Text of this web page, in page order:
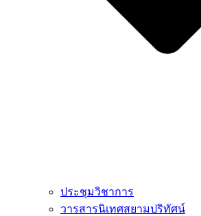
ประชุมวิชาการ
วารสารนิเทศสยามปริทัศน์